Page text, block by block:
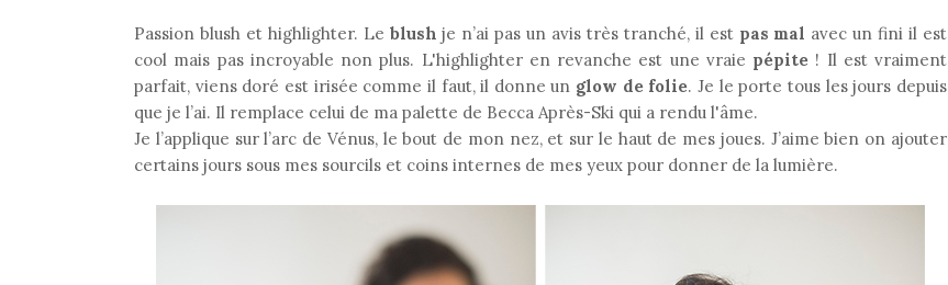
Passion blush et highlighter. Le blush je n’ai pas un avis très tranché, il est pas mal avec un fini il est
cool mais pas incroyable non plus. L'highlighter en revanche est une vraie pépite ! Il est vraiment
parfait, viens doré est irisée comme il faut, il donne un glow de folie. Je le porte tous les jours depuis
que je l’ai. Il remplace celui de ma palette de Becca Après-Ski qui a rendu l'âme.
Je l’applique sur l’arc de Vénus, le bout de mon nez, et sur le haut de mes joues. J’aime bien on ajouter
certains jours sous mes sourcils et coins internes de mes yeux pour donner de la lumière.